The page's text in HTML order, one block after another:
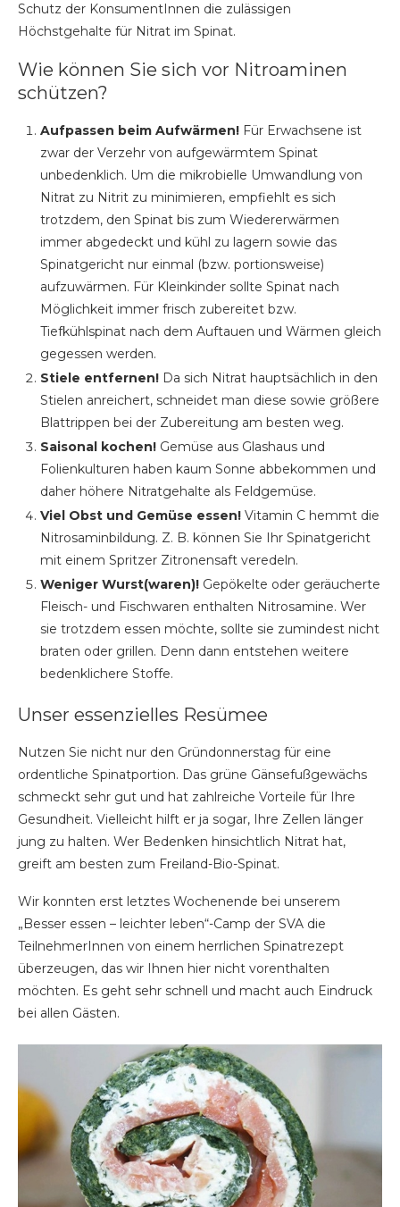
Schutz der KonsumentInnen die zulässigen
Höchstgehalte für Nitrat im Spinat.
Wie können Sie sich vor Nitroaminen
schützen?
Aufpassen beim Aufwärmen! Für Erwachsene ist
zwar der Verzehr von aufgewärmtem Spinat
unbedenklich. Um die mikrobielle Umwandlung von
Nitrat zu Nitrit zu minimieren, empfiehlt es sich
trotzdem, den Spinat bis zum Wiedererwärmen
immer abgedeckt und kühl zu lagern sowie das
Spinatgericht nur einmal (bzw. portionsweise)
aufzuwärmen. Für Kleinkinder sollte Spinat nach
Möglichkeit immer frisch zubereitet bzw.
Tiefkühlspinat nach dem Auftauen und Wärmen gleich
gegessen werden.
Stiele entfernen! Da sich Nitrat hauptsächlich in den
Stielen anreichert, schneidet man diese sowie größere
Blattrippen bei der Zubereitung am besten weg.
Saisonal kochen! Gemüse aus Glashaus und
Folienkulturen haben kaum Sonne abbekommen und
daher höhere Nitratgehalte als Feldgemüse.
Viel Obst und Gemüse essen! Vitamin C hemmt die
Nitrosaminbildung. Z. B. können Sie Ihr Spinatgericht
mit einem Spritzer Zitronensaft veredeln.
Weniger Wurst(waren)! Gepökelte oder geräucherte
Fleisch- und Fischwaren enthalten Nitrosamine. Wer
sie trotzdem essen möchte, sollte sie zumindest nicht
braten oder grillen. Denn dann entstehen weitere
bedenklichere Stoffe.
Unser essenzielles Resümee
Nutzen Sie nicht nur den Gründonnerstag für eine
ordentliche Spinatportion. Das grüne Gänsefußgewächs
schmeckt sehr gut und hat zahlreiche Vorteile für Ihre
Gesundheit. Vielleicht hilft er ja sogar, Ihre Zellen länger
jung zu halten. Wer Bedenken hinsichtlich Nitrat hat,
greift am besten zum Freiland-Bio-Spinat.
Wir konnten erst letztes Wochenende bei unserem
„Besser essen – leichter leben“-Camp der SVA die
TeilnehmerInnen von einem herrlichen Spinatrezept
überzeugen, das wir Ihnen hier nicht vorenthalten
möchten. Es geht sehr schnell und macht auch Eindruck
bei allen Gästen.